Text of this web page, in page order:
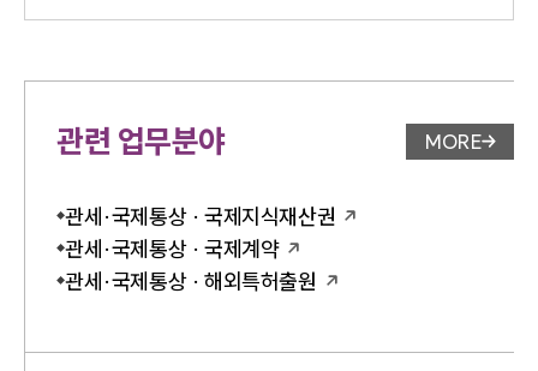
관련 업무분야 업무분야
MORE
관세·국제통상 · 국제지식재산권
관세·국제통상 · 국제계약
관세·국제통상 · 해외특허출원